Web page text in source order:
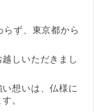
ず、東京都から
しいただきまし
想いは、仏様に
。